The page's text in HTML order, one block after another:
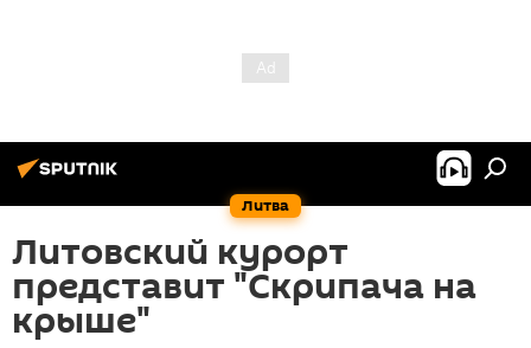
Литва
Литовский курорт
представит "Скрипача на
крыше"